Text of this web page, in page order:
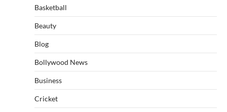
Basketball
Beauty
Blog
Bollywood News
Business
Cricket